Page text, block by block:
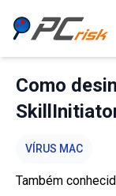
Como
VÍRUS MAC
Também